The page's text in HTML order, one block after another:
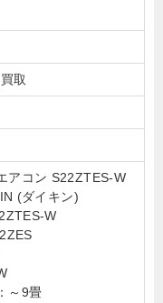
取
アコン S22ZTES-W
(ダイキン)
W
～9畳